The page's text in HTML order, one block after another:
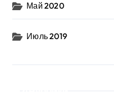
Май 2020
Июль 2019